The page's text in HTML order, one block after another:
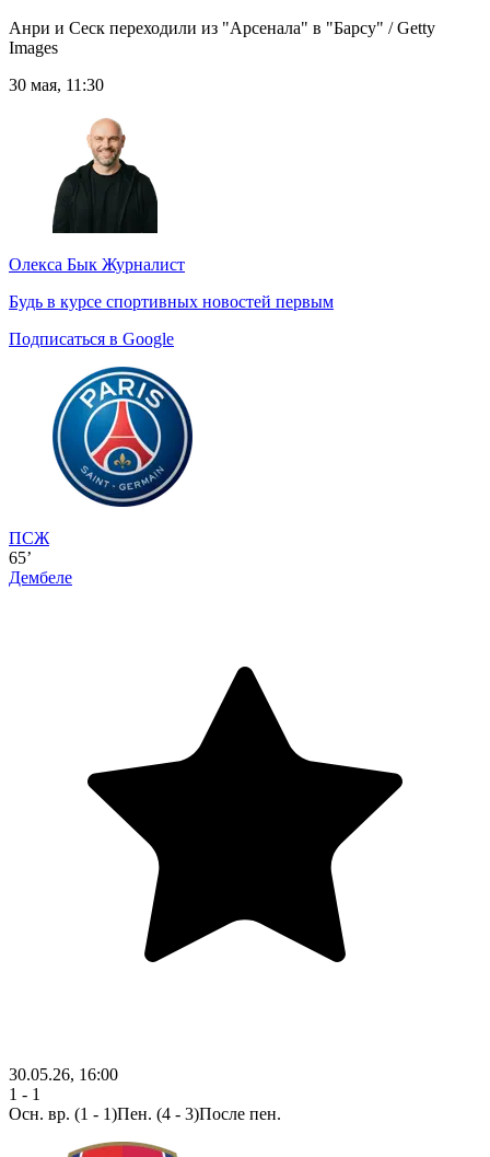
Анри и Сеск переходили из "Арсенала" в "Барсу" / Getty
Images
30 мая, 11:30
Олекса Бык Журналист
Будь в курсе спортивных новостей первым
Подписаться в Google
ПСЖ
65’
Дембеле
30.05.26, 16:00
1 - 1
Осн. вр. (1 - 1)Пен. (4 - 3)После пен.